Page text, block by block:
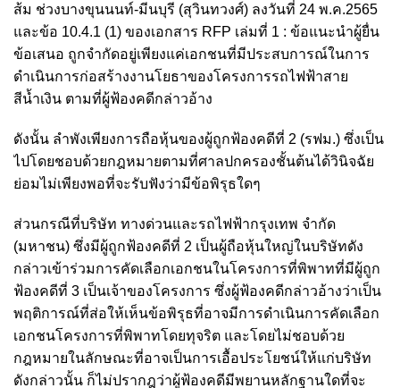
ส้ม ช่วงบางขุนนนท์-มีนบุรี (สุวินทวงศ์) ลงวันที่ 24 พ.ค.2565
และข้อ 10.4.1 (1) ของเอกสาร RFP เล่มที่ 1 : ข้อแนะนำผู้ยื่น
ข้อเสนอ ถูกจำกัดอยู่เพียงแค่เอกชนที่มีประสบการณ์ในการ
ดำเนินการก่อสร้างงานโยธาของโครงการรถไฟฟ้าสาย
สีน้ำเงิน ตามที่ผู้ฟ้องคดีกล่าวอ้าง
ดังนั้น ลำพังเพียงการถือหุ้นของผู้ถูกฟ้องคดีที่ 2 (รฟม.) ซึ่งเป็น
ไปโดยชอบด้วยกฎหมายตามที่ศาลปกครองชั้นต้นได้วินิจฉัย
ย่อมไม่เพียงพอที่จะรับฟังว่ามีข้อพิรุธใดๆ
ส่วนกรณีที่บริษัท ทางด่วนและรถไฟฟ้ากรุงเทพ จำกัด
(มหาชน) ซึ่งมีผู้ถูกฟ้องคดีที่ 2 เป็นผู้ถือหุ้นใหญ่ในบริษัทดัง
กล่าวเข้าร่วมการคัดเลือกเอกชนในโครงการที่พิพาทที่มีผู้ถูก
ฟ้องคดีที่ 3 เป็นเจ้าของโครงการ ซึ่งผู้ฟ้องคดีกล่าวอ้างว่าเป็น
พฤติการณ์ที่ส่อให้เห็นข้อพิรุธที่อาจมีการดำเนินการคัดเลือก
เอกชนโครงการที่พิพาทโดยทุจริต และโดยไม่ชอบด้วย
กฎหมายในลักษณะที่อาจเป็นการเอื้อประโยชน์ให้แก่บริษัท
ดังกล่าวนั้น ก็ไม่ปรากฎว่าผู้ฟ้องคดีมีพยานหลักฐานใดที่จะ